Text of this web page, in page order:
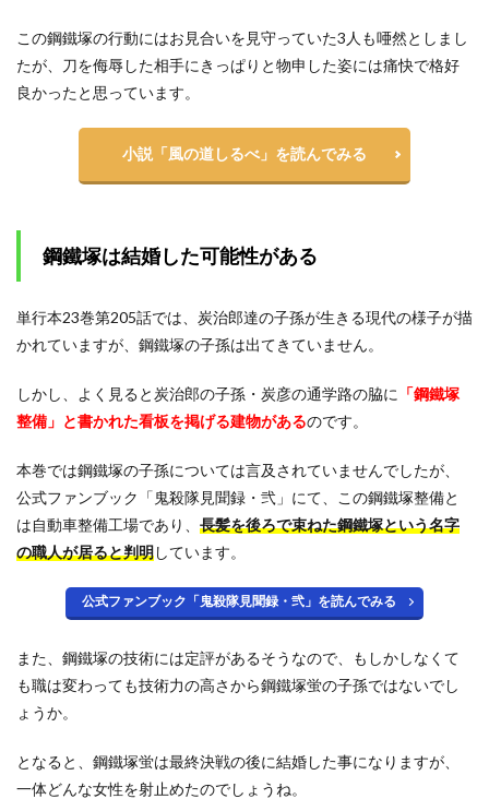
この鋼鐵塚の行動にはお見合いを見守っていた3人も唖然としまし
たが、刀を侮辱した相手にきっぱりと物申した姿には痛快で格好
良かったと思っています。
小説「風の道しるべ」を読んでみる
鋼鐵塚は結婚した可能性がある
単行本23巻第205話では、炭治郎達の子孫が生きる現代の様子が描
かれていますが、鋼鐵塚の子孫は出てきていません。
しかし、よく見ると炭治郎の子孫・炭彦の通学路の脇に 「鋼鐵塚
整備」と書かれた看板を掲げる建物があるのです。
本巻では鋼鐵塚の子孫については言及されていませんでしたが、
公式ファンブック「鬼殺隊見聞録・弐」にて、この鋼鐵塚整備と
は自動車整備工場であり、 長髪を後ろで束ねた鋼鐵塚という名字
の職人が居ると判明しています。
公式ファンブック「鬼殺隊見聞録・弐」を読んでみる
また、鋼鐵塚の技術には定評があるそうなので、もしかしなくて
も職は変わっても技術力の高さから鋼鐵塚蛍の子孫ではないでし
ょうか。
となると、鋼鐵塚蛍は最終決戦の後に結婚した事になりますが、
一体どんな女性を射止めたのでしょうね。